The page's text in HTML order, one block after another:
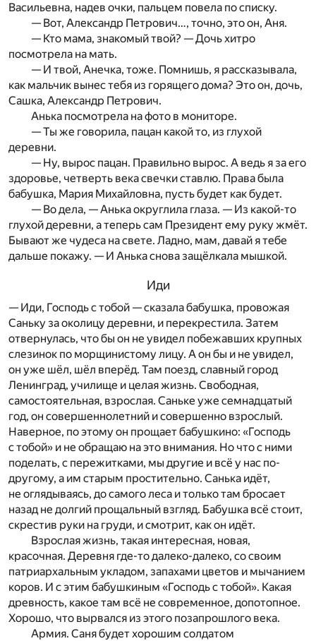
Васильевна, надев очки, пальцем повела по списку.
— Вот, Александр Петрович…, точно, это он, Аня.
— Кто мама, знакомый твой? — Дочь хитро
посмотрела на мать.
— И твой, Анечка, тоже. Помнишь, я рассказывала,
как мальчик вынес тебя из горящего дома? Это он, дочь,
Сашка, Александр Петрович.
Анька посмотрела на фото в мониторе.
— Ты же говорила, пацан какой то, из глухой
деревни.
— Ну, вырос пацан. Правильно вырос. А ведь я за его
здоровье, четверть века свечки ставлю. Права была
бабушка, Мария Михайловна, пусть будет как будет.
— Во дела, — Анька округлила глаза. — Из какой-то
глухой деревни, а теперь сам Президент ему руку жмёт.
Бывают же чудеса на свете. Ладно, мам, давай я тебе
дальше покажу. — И Анька снова защёлкала мышкой.
Иди
— Иди, Господь с тобой — сказала бабушка, провожая
Саньку за околицу деревни, и перекрестила. Затем
отвернулась, что бы он не увидел побежавших крупных
слезинок по морщинистому лицу. А он бы и не увидел,
он уже шёл, шёл вперёд. Там поезд, славный город
Ленинград, училище и целая жизнь. Свободная,
самостоятельная, взрослая. Саньке уже семнадцатый
год, он совершеннолетний и совершенно взрослый.
Наверное, по этому он прощает бабушкино: «Господь
с тобой» и не обращаю на это внимания. Но что с ними
поделать, с пережитками, мы другие и всё у нас по-
другому, а им старым простительно. Санька идёт,
не оглядываясь, до самого леса и только там бросает
назад не долгий прощальный взгляд. Бабушка всё стоит,
скрестив руки на груди, и смотрит, как он идёт.
Взрослая жизнь, такая интересная, новая,
красочная. Деревня где-то далеко-далеко, со своим
патриархальным укладом, запахами цветов и мычанием
коров. И с этим бабушкиным «Господь с тобой». Какая
древность, какое там всё не современное, допотопное.
Хорошо, что вырвался из этого позапрошлого века.
Армия. Саня будет хорошим солдатом